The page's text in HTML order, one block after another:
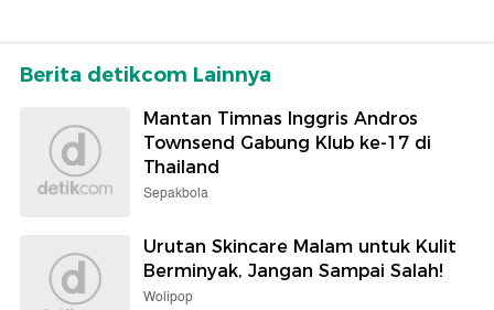
Berita detikcom Lainnya
Mantan Timnas Inggris Andros
Townsend Gabung Klub ke-17 di
Thailand
Sepakbola
Urutan Skincare Malam untuk Kulit
Berminyak, Jangan Sampai Salah!
Wolipop